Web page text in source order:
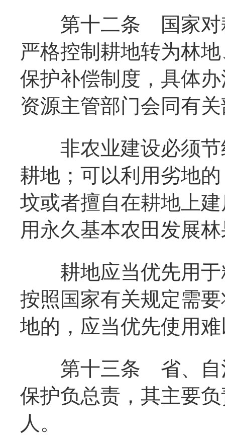
第十二条 国家对
严格控制耕地转为林
保护补偿制度，具体
资源主管部门会同有
非农业建设必须节
耕地；可以利用劣地
坟或者擅自在耕地上
用永久基本农田发展
耕地应当优先用于
按照国家有关规定需
地的，应当优先使用
第十三条 省、自
保护负总责，其主要
人。